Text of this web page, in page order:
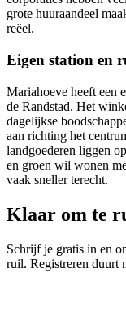
grote huuraandeel
reëel.
Eigen station en
Mariahoeve heeft een
de Randstad. Het
dagelijkse
aan richting het
landgoederen liggen
en groen wil wonen
vaak sneller terecht.
Klaar om te
Schrijf je gratis in en
ruil. Registreren duurt